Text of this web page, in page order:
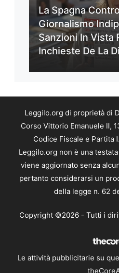
La Spagna
Giornalismo
Sanzioni In Vista
Inchieste De La
Leggilo.org di proprietà di
Corso Vittorio Emanuele II,
Codice Fiscale e Partita
Leggilo.org non è una
viene aggiornato senza
pertanto considerarsi un
della legge n. 62
Copyright ©2026 - Tutti i
Le attività pubblicitarie su